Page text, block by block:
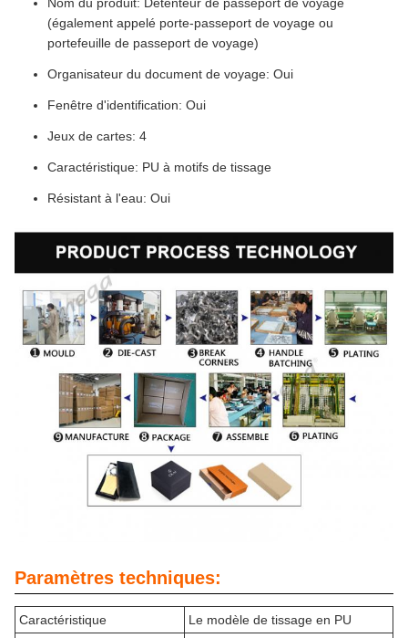
Nom du produit: Détenteur de passeport de voyage
(également appelé porte-passeport de voyage ou
portefeuille de passeport de voyage)
Organisateur du document de voyage: Oui
Fenêtre d'identification: Oui
Jeux de cartes: 4
Caractéristique: PU à motifs de tissage
Résistant à l'eau: Oui
Paramètres techniques:
Caractéristique
Le modèle de tissage en PU